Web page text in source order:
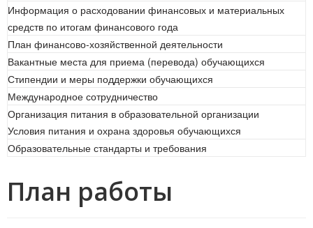
Информация о расходовании финансовых и материальных
средств по итогам финансового года
План финансово-хозяйственной деятельности
Вакантные места для приема (перевода) обучающихся
Стипендии и меры поддержки обучающихся
Международное сотрудничество
Организация питания в образовательной организации
Условия питания и охрана здоровья обучающихся
Образовательные стандарты и требования
План работы